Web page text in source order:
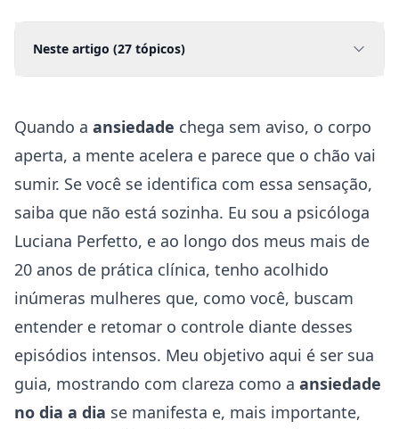
Neste artigo (27 tópicos)
Quando a ansiedade chega sem aviso, o corpo
aperta, a mente acelera e parece que o chão vai
sumir. Se você se identifica com essa sensação,
saiba que não está sozinha. Eu sou a psicóloga
Luciana Perfetto, e ao longo dos meus mais de
20 anos de prática clínica, tenho acolhido
inúmeras mulheres que, como você, buscam
entender e retomar o controle diante desses
episódios intensos. Meu objetivo aqui é ser sua
guia, mostrando com clareza como a ansiedade
no dia a dia se manifesta e, mais importante,